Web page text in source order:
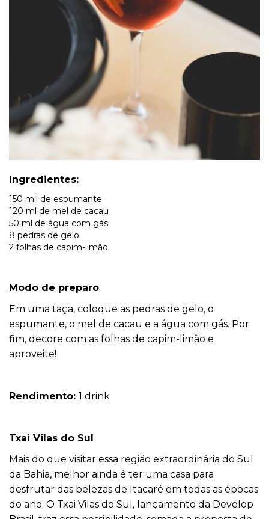
Ingredientes:
150 mil de espumante
120 ml de mel de cacau
50 ml de água com gás
8 pedras de gelo
2 folhas de capim-limão
Modo de preparo
Em uma taça, coloque as pedras de gelo, o
espumante, o mel de cacau e a água com gás. Por
fim, decore com as folhas de capim-limão e
aproveite!
Rendimento: 1 drink
Txai Vilas do Sul
Mais do que visitar essa região extraordinária do Sul
da Bahia, melhor ainda é ter uma casa para
desfrutar das belezas de Itacaré em todas as épocas
do ano. O Txai Vilas do Sul, lançamento da Develop